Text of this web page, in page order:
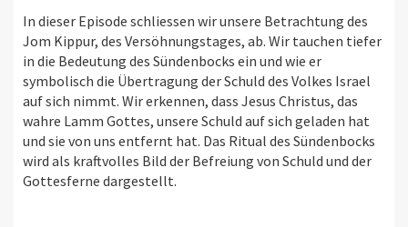
In dieser Episode schliessen wir unsere Betrachtung des
Jom Kippur, des Versöhnungstages, ab. Wir tauchen tiefer
in die Bedeutung des Sündenbocks ein und wie er
symbolisch die Übertragung der Schuld des Volkes Israel
auf sich nimmt. Wir erkennen, dass Jesus Christus, das
wahre Lamm Gottes, unsere Schuld auf sich geladen hat
und sie von uns entfernt hat. Das Ritual des Sündenbocks
wird als kraftvolles Bild der Befreiung von Schuld und der
Gottesferne dargestellt.